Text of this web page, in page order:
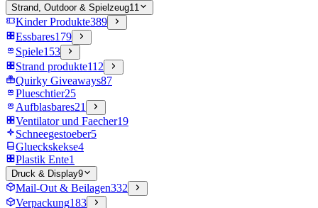
Strand, Outdoor & Spielzeug11
Kinder Produkte389
Essbares179
Spiele153
Strand produkte112
Quirky Giveaways87
Plueschtier25
Aufblasbares21
Ventilator und Faecher19
Schneegestoeber5
Glueckskekse4
Plastik Ente1
Druck & Display9
Mail-Out & Beilagen332
Verpackung183